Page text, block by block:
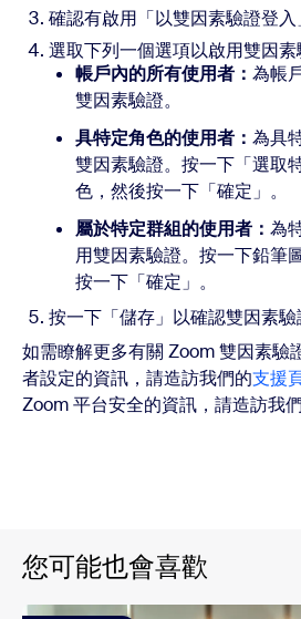
確認有啟用「以雙因素驗證登入
選取下列一個選項以啟用雙因素
帳戶內的所有使用者： 為帳
雙因素驗證。
具特定角色的使用者： 為具
雙因素驗證。按一下「選取
色，然後按一下「確定」。
屬於特定群組的使用者： 為
用雙因素驗證。按一下鉛筆
按一下「確定」。
按一下「儲存」以確認雙因素驗
如需瞭解更多有關 Zoom 雙因素驗
者設定的資訊，請造訪我們的支援
Zoom 平台安全的資訊，請造訪我
您可能也會喜歡